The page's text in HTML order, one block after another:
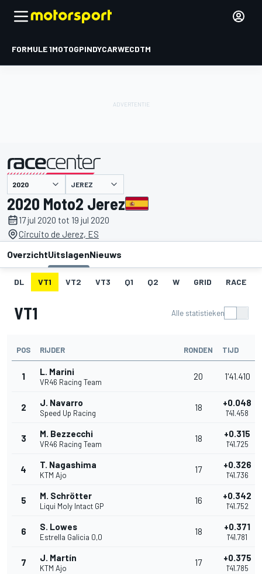
FORMULE 1MOTOGPINDYCARWECDTM
gepresenteerd door JEREZ
2020 Moto2 Jerez
17 jul 2020 tot 19 jul 2020
Circuito de Jerez, ES
OverzichtUitslagenNieuws
DL VT1 VT2 VT3 Q1 Q2 W GRID RACE
VT1 Alle statistieken
POS RIJDER RONDEN TIJD
1 L. Marini
VR46 Racing Team
20 1'41.410
2 J. Navarro
Speed Up Racing
18 +0.048
1'41.458
3 M. Bezzecchi
VR46 Racing Team
18 +0.315
1'41.725
4 T. Nagashima
KTM Ajo
17 +0.326
1'41.736
5 M. Schrötter
Liqui Moly Intact GP
16 +0.342
1'41.752
6 S. Lowes
Estrella Galicia 0,0
18 +0.371
1'41.781
7 J. Martín
KTM Ajo
17 +0.375
1'41.785